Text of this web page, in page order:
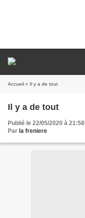
Accueil » Il y a de tout
Il y a de tout
Publié le 22/05/2020 à 21:58
Par la freniere